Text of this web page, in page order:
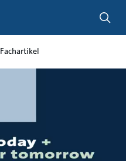
Fachartikel